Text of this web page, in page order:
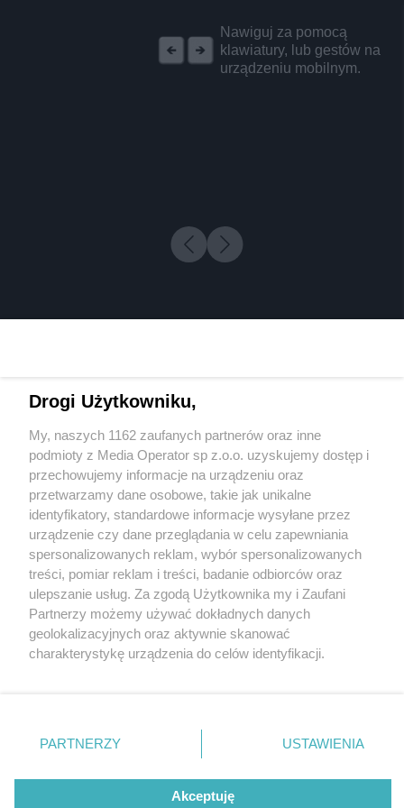
Nawiguj za pomocą
klawiatury, lub gestów na
urządzeniu mobilnym.
1 / 0
Wydawca mediów lokalnych
Nie zapomnij
zapoznać się z:
polityką prywatności
Twojemiasto
Piekary Śląskie
Chorzów
Tarnowskie Góry
Gliwice
Skontakuj sięz nami
Kontakt
Redakcja
Newsletter
Drogi Użytkowniku,
My, naszych 1162 zaufanych partnerów oraz inne
podmioty z Media Operator sp z.o.o. uzyskujemy dostęp i
przechowujemy informacje na urządzeniu oraz
przetwarzamy dane osobowe, takie jak unikalne
identyfikatory, standardowe informacje wysyłane przez
urządzenie czy dane przeglądania w celu zapewniania
spersonalizowanych reklam, wybór spersonalizowanych
treści, pomiar reklam i treści, badanie odbiorców oraz
ulepszanie usług. Za zgodą Użytkownika my i Zaufani
Partnerzy możemy używać dokładnych danych
geolokalizacyjnych oraz aktywnie skanować
charakterystykę urządzenia do celów identyfikacji.
zmienić/wycofać klikając przycisk ustawień prywatności
znajdujący się w lewym dolnym rogu strony
rodzaje przetwarzania danych nie wymagają zgody
użytkownika, ale masz prawo sprzeciwić się takiemu
PARTNERZY USTAWIENIA
Akceptuję